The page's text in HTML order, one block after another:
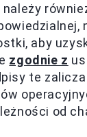
aby
zgodnie z
te
od